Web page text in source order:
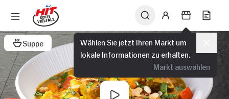
Wählen Sie jetzt Ihren Markt um
lokale Informationen zu erhalten.
Markt auswählen
Suppe